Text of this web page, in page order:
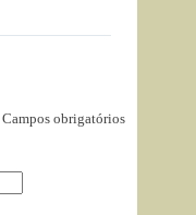
Campos obrigatórios